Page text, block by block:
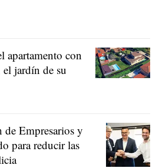
apartamento con
jardín de su
Empresarios y
para reducir las